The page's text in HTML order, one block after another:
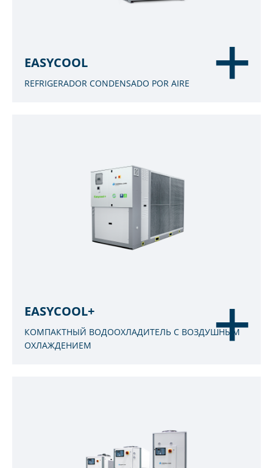
EASYCOOL
REFRIGERADOR CONDENSADO POR AIRE
EASYCOOL+
КОМПАКТНЫЙ ВОДООХЛАДИТЕЛЬ С ВОЗДУШНЫМ
ОХЛАЖДЕНИЕМ